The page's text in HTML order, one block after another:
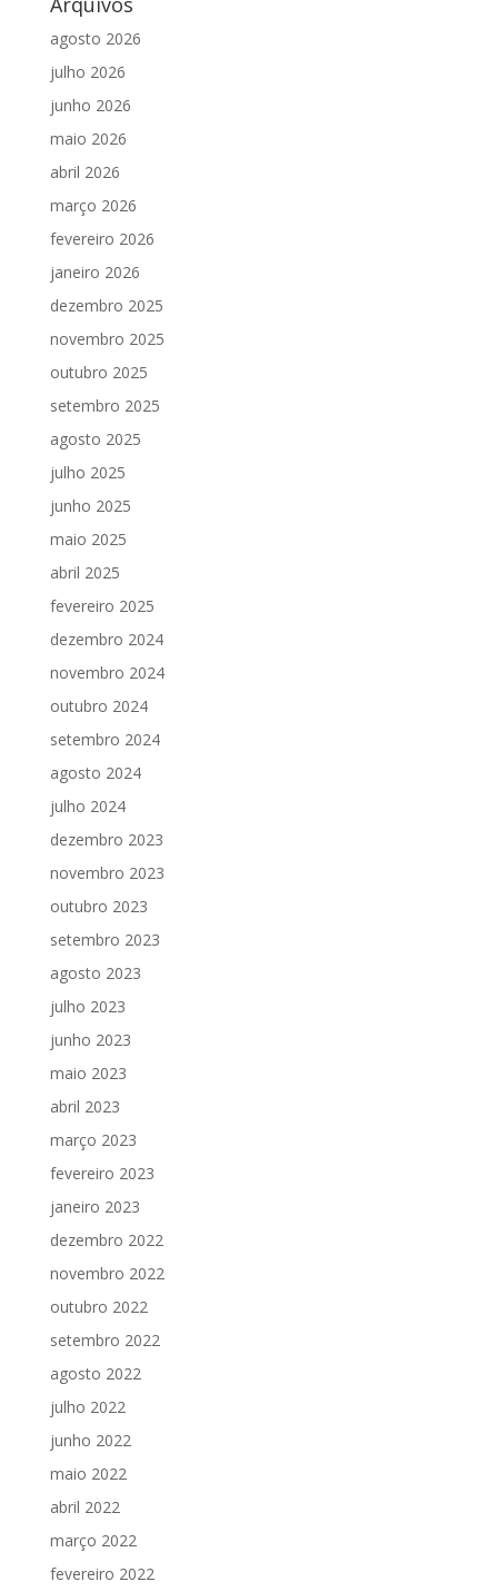
agosto 2026
julho 2026
junho 2026
maio 2026
abril 2026
março 2026
fevereiro 2026
janeiro 2026
dezembro 2025
novembro 2025
outubro 2025
setembro 2025
agosto 2025
julho 2025
junho 2025
maio 2025
abril 2025
fevereiro 2025
dezembro 2024
novembro 2024
outubro 2024
setembro 2024
agosto 2024
julho 2024
dezembro 2023
novembro 2023
outubro 2023
setembro 2023
agosto 2023
julho 2023
junho 2023
maio 2023
abril 2023
março 2023
fevereiro 2023
janeiro 2023
dezembro 2022
novembro 2022
outubro 2022
setembro 2022
agosto 2022
julho 2022
junho 2022
maio 2022
abril 2022
março 2022
fevereiro 2022